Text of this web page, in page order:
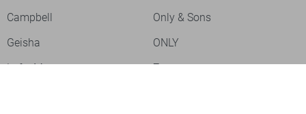
Campbell
Only & Sons
Geisha
ONLY
Lofty Manner
Zoso